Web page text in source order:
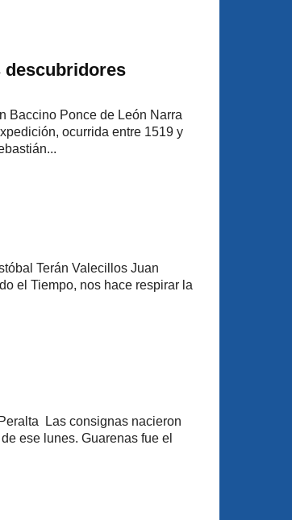
descubridores
Baccino Ponce de León Narra
ocurrida entre 1519 y
Terán Valecillos Juan
el Tiempo, nos hace respirar la
Las consignas nacieron
ese lunes. Guarenas fue el